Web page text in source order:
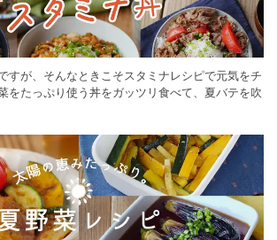
すが、そんなときこそスタミナレシピで元気をチ
をたっぷり使う丼をガッツリ食べて、夏バテを吹